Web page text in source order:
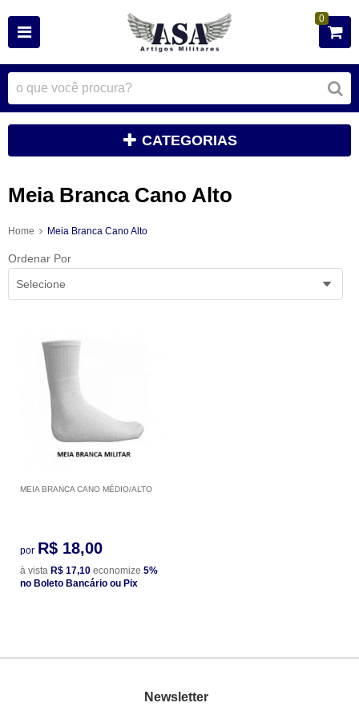
0
CATEGORIAS
Meia Branca Cano Alto
Home Meia Branca Cano Alto
Ordenar Por
Selecione
MEIA BRANCA CANO MÉDIO/ALTO
por R$ 18,00
à vista R$ 17,10 economize 5%
no Boleto Bancário ou Pix
Newsletter